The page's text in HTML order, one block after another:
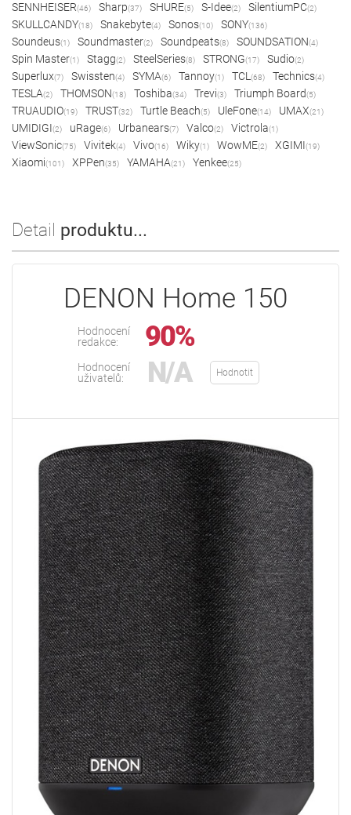
SENNHEISER(46) Sharp(37) SHURE(5) S-Idee(2) SilentiumPC(2)
SKULLCANDY(18) Snakebyte(4) Sonos(10) SONY(136)
Soundeus(1) Soundmaster(2) Soundpeats(8) SOUNDSATION(4)
Spin Master(1) Stagg(2) SteelSeries(8) STRONG(17) Sudio(2)
Superlux(7) Swissten(4) SYMA(6) Tannoy(1) TCL (68) Technics(4)
TESLA(2) THOMSON(18) Toshiba(34) Trevi(3) Triumph Board(5)
TRUAUDIO(19) TRUST(32) Turtle Beach(5) UleFone(14) UMAX(21)
UMIDIGI(2) uRage(6) Urbanears(7) Valco(2) Victrola(1)
ViewSonic(75) Vivitek(4) Vivo(16) Wiky(1) WowME(2) XGIMI(19)
Xiaomi(101) XPPen(35) YAMAHA(21) Yenkee(25)
Detail produktu...
DENON Home 150
Hodnocení
redakce:
90%
Hodnocení
uživatelů:
N/A Hodnotit